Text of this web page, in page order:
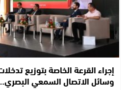
إجراء القرعة الخاصة بتوزيع
وسائل الاتصال السمعي